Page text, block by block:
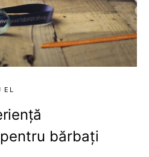
EL
bărbați